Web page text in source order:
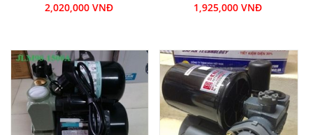
2,020,000 VNĐ 1,925,000 VNĐ